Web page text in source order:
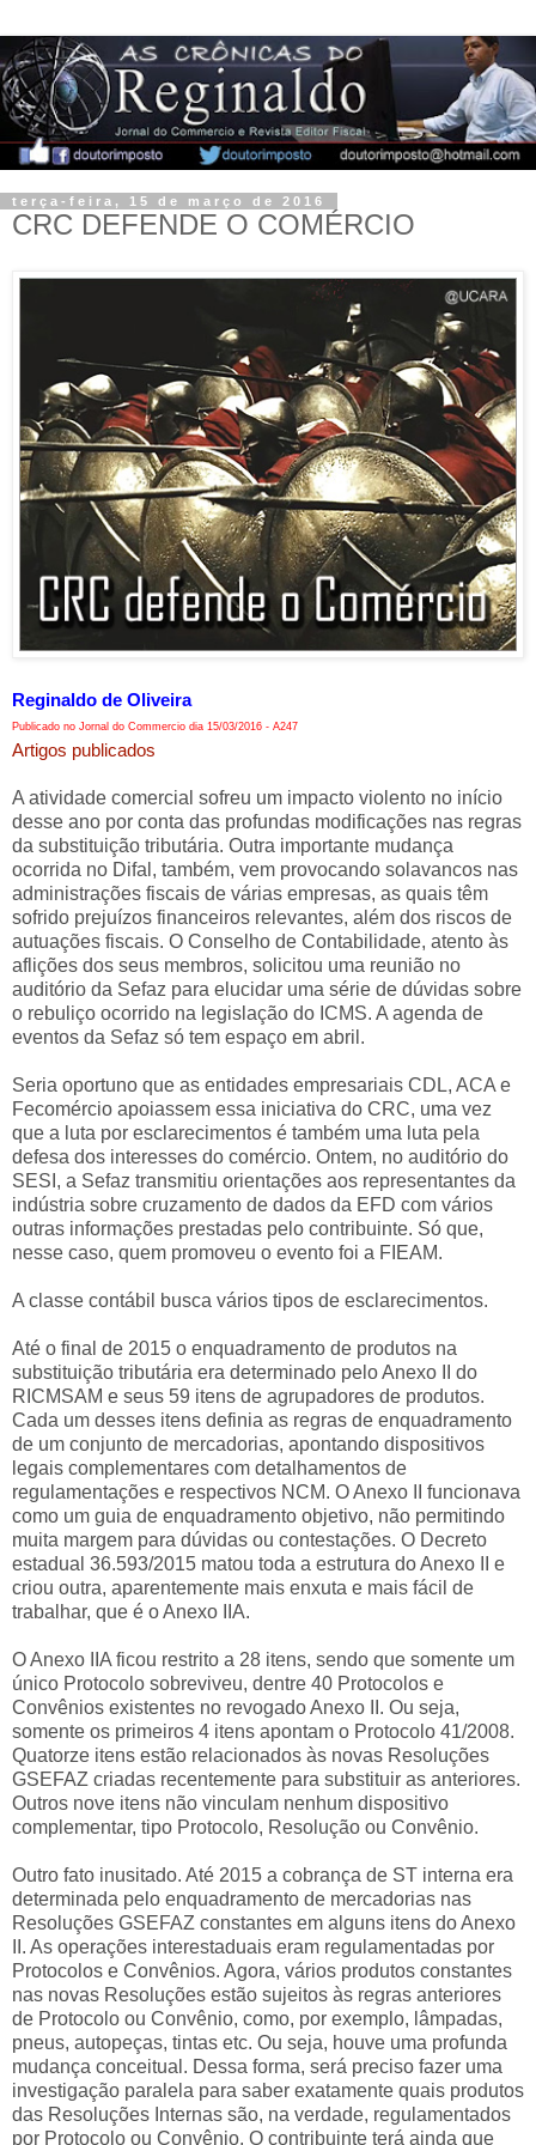
terça-feira, 15 de março de 2016
CRC DEFENDE O COMÉRCIO
Reginaldo de Oliveira
Publicado no Jornal do Commercio dia 15/03/2016 - A247
Artigos publicados
A atividade comercial sofreu um impacto violento no início
desse ano por conta das profundas modificações nas regras
da substituição tributária. Outra importante mudança
ocorrida no Difal, também, vem provocando solavancos nas
administrações fiscais de várias empresas, as quais têm
sofrido prejuízos financeiros relevantes, além dos riscos de
autuações fiscais. O Conselho de Contabilidade, atento às
aflições dos seus membros, solicitou uma reunião no
auditório da Sefaz para elucidar uma série de dúvidas sobre
o rebuliço ocorrido na legislação do ICMS. A agenda de
eventos da Sefaz só tem espaço em abril.
Seria oportuno que as entidades empresariais CDL, ACA e
Fecomércio apoiassem essa iniciativa do CRC, uma vez
que a luta por esclarecimentos é também uma luta pela
defesa dos interesses do comércio. Ontem, no auditório do
SESI, a Sefaz transmitiu orientações aos representantes da
indústria sobre cruzamento de dados da EFD com vários
outras informações prestadas pelo contribuinte. Só que,
nesse caso, quem promoveu o evento foi a FIEAM.
A classe contábil busca vários tipos de esclarecimentos.
Até o final de 2015 o enquadramento de produtos na
substituição tributária era determinado pelo Anexo II do
RICMSAM e seus 59 itens de agrupadores de produtos.
Cada um desses itens definia as regras de enquadramento
de um conjunto de mercadorias, apontando dispositivos
legais complementares com detalhamentos de
regulamentações e respectivos NCM. O Anexo II funcionava
como um guia de enquadramento objetivo, não permitindo
muita margem para dúvidas ou contestações. O Decreto
estadual 36.593/2015 matou toda a estrutura do Anexo II e
criou outra, aparentemente mais enxuta e mais fácil de
trabalhar, que é o Anexo IIA.
O Anexo IIA ficou restrito a 28 itens, sendo que somente um
único Protocolo sobreviveu, dentre 40 Protocolos e
Convênios existentes no revogado Anexo II. Ou seja,
somente os primeiros 4 itens apontam o Protocolo 41/2008.
Quatorze itens estão relacionados às novas Resoluções
GSEFAZ criadas recentemente para substituir as anteriores.
Outros nove itens não vinculam nenhum dispositivo
complementar, tipo Protocolo, Resolução ou Convênio.
Outro fato inusitado. Até 2015 a cobrança de ST interna era
determinada pelo enquadramento de mercadorias nas
Resoluções GSEFAZ constantes em alguns itens do Anexo
II. As operações interestaduais eram regulamentadas por
Protocolos e Convênios. Agora, vários produtos constantes
nas novas Resoluções estão sujeitos às regras anteriores
de Protocolo ou Convênio, como, por exemplo, lâmpadas,
pneus, autopeças, tintas etc. Ou seja, houve uma profunda
mudança conceitual. Dessa forma, será preciso fazer uma
investigação paralela para saber exatamente quais produtos
das Resoluções Internas são, na verdade, regulamentados
por Protocolo ou Convênio. O contribuinte terá ainda que